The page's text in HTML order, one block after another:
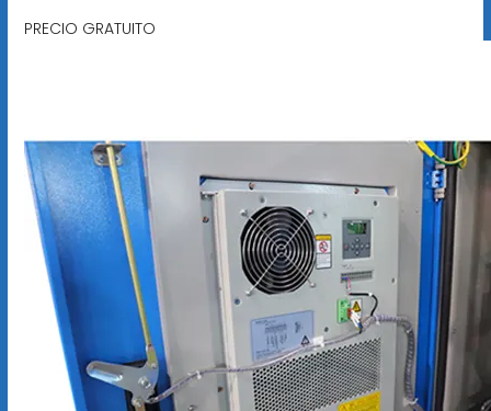
PRECIO GRATUITO